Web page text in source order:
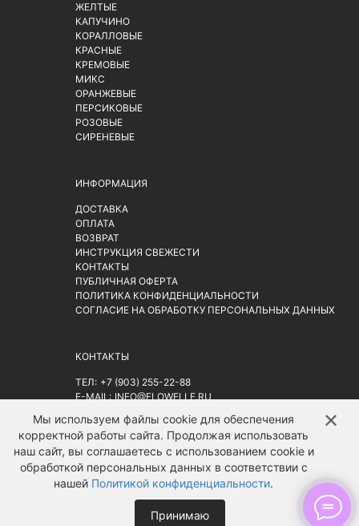
ЖЕЛТЫЕ
КАПУЧИНО
КОРАЛЛОВЫЕ
КРАСНЫЕ
КРЕМОВЫЕ
МИКС
ОРАНЖЕВЫЕ
ПЕРСИКОВЫЕ
РОЗОВЫЕ
СИРЕНЕВЫЕ
ИНФОРМАЦИЯ
ДОСТАВКА
ОПЛАТА
ВОЗВРАТ
ИНСТРУКЦИЯ СВЕЖЕСТИ
КОНТАКТЫ
ПУБЛИЧНАЯ ОФЕРТА
ПОЛИТИКА КОНФИДЕНЦИАЛЬНОСТИ
СОГЛАСИЕ НА ОБРАБОТКУ ПЕРСОНАЛЬНЫХ ДАННЫХ
КОНТАКТЫ
ТЕЛ: +7 (903) 255-22-88
E-MAIL: INFO@FLOWELLE.RU
↑
✕
Мы используем файлы cookie для обеспечения
корректной работы сайта. Продолжая использовать
наш сайт, вы соглашаетесь с использованием cookie и
обработкой персональных данных в соответствии с
нашей Политикой конфиденциальности.
Принимаю